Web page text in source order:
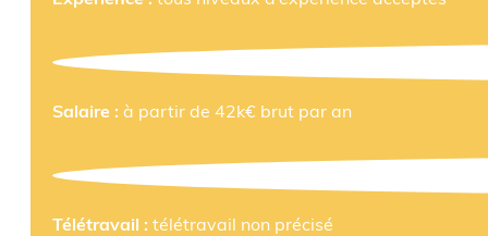
Salaire : à partir de 42k€ brut par an
Télétravail : télétravail non précisé